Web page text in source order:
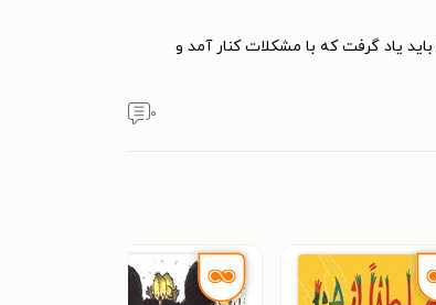
یاد گرفت که با مشکلات کنار آمد و
۰